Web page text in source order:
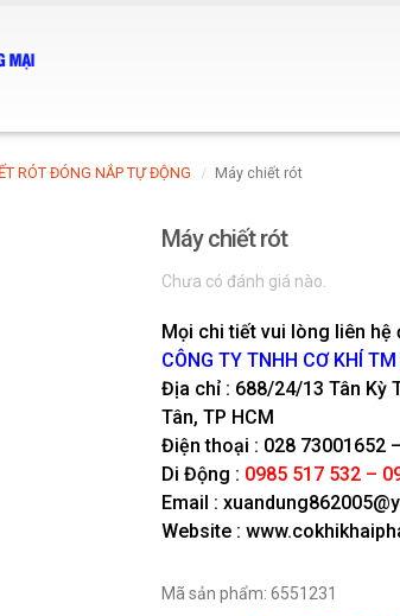
RÓT ĐÓNG NẮP TỰ ĐỘNG Máy chiết rót
Máy chiết rót
Chưa có đánh giá nào.
Mọi chi tiết vui lòng liên hệ
CÔNG TY TNHH CƠ KHÍ TM
Địa chỉ : 688/24/13 Tân Kỳ
Tân, TP HCM
Điện thoại : 028 73001652
Di Động : 0985 517 532 –
Email :
Website :
Mã sản phẩm:6551231